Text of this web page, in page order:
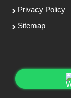
Privacy Policy
Sitemap